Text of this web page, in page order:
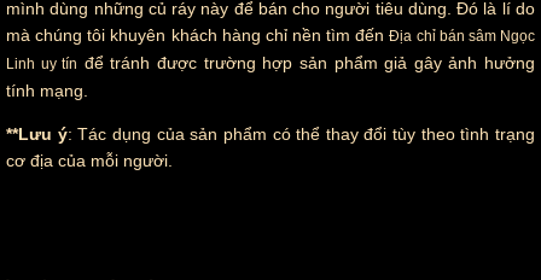
mình dùng những củ ráy này để bán cho người tiêu dùng. Đó là lí do
mà chúng tôi khuyên khách hàng chỉ nền tìm đếnĐịa chỉ bán sâm Ngọc
Linh uy tín để tránh được trường hợp sản phẩm giả gây ảnh hưởng
tính mạng.
**Lưu ý: Tác dụng của sản phẩm có thể thay đổi tùy theo tình trạng
cơ địa của mỗi người.